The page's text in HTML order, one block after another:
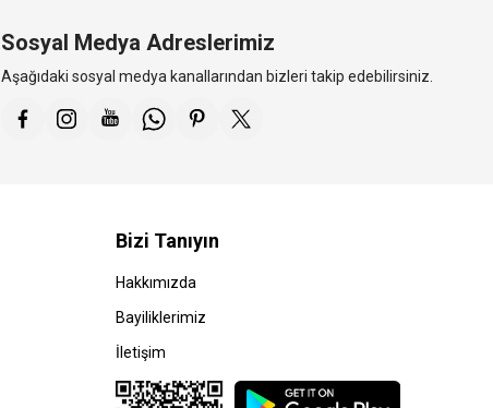
Sosyal Medya Adreslerimiz
Aşağıdaki sosyal medya kanallarından bizleri takip edebilirsiniz.
Bizi Tanıyın
Hakkımızda
Bayiliklerimiz
İletişim